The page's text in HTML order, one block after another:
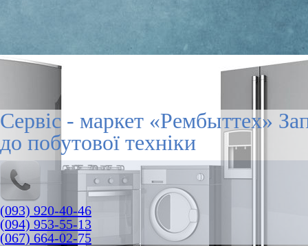
Сервіс - маркет «Рембыттех»
до побутової техніки
(093) 920-40-46
(094) 953-55-13
(067) 664-02-75